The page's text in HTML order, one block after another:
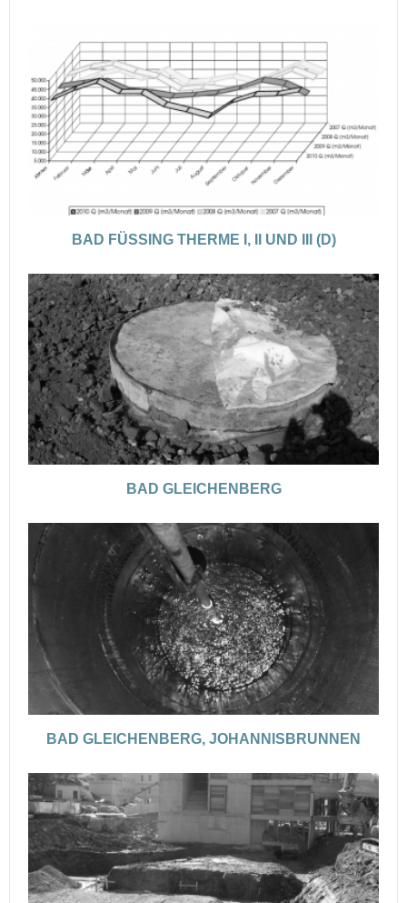
BAD FÜSSING THERME I, II UND III (D)
BAD GLEICHENBERG
BAD GLEICHENBERG, JOHANNISBRUNNEN